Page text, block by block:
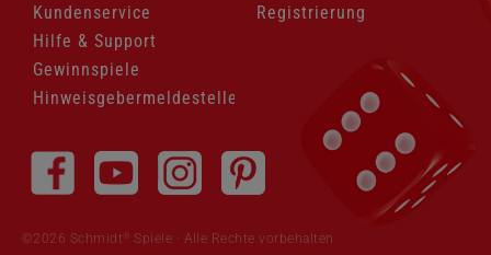
Kundenservice
Hilfe & Support
Gewinnspiele
Hinweisgebermeldestelle
Registrierung
überspringen
©2026 Schmidt ®
Spiele · Alle Rechte vorbehalten